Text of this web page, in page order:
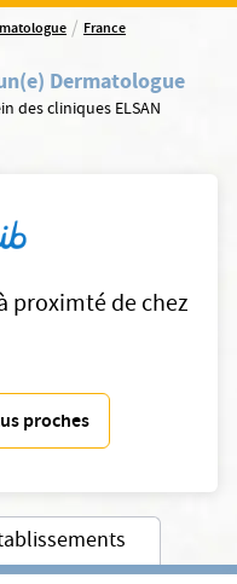
/ France
Dermatologue
des cliniques ELSAN
proximté de chez
proches